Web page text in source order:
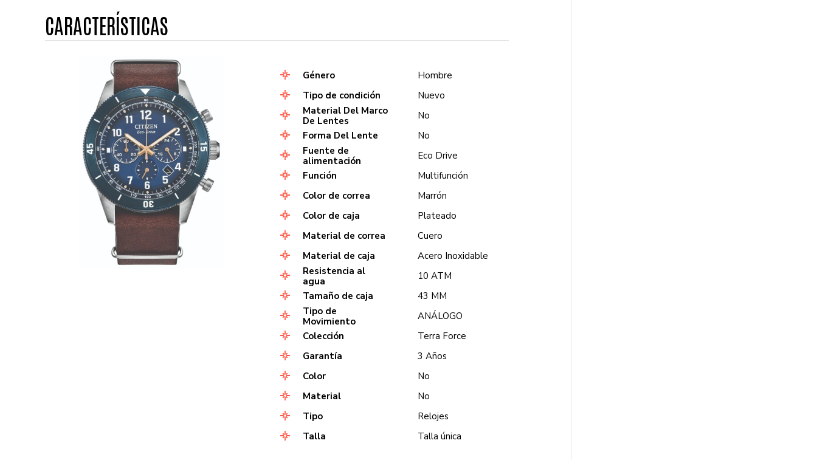
Género
Hombre
Tipo de condición
Nuevo
Material Del Marco
De Lentes
No
Forma Del Lente
No
Fuente de
alimentación
Eco Drive
Función
Multifunción
Color de correa
Marrón
Color de caja
Plateado
Material de correa
Cuero
Material de caja
Acero Inoxidable
Resistencia al
agua
10 ATM
Tamaño de caja
43 MM
Tipo de
Movimiento
ANÁLOGO
Colección
Terra Force
Garantía
3 Años
Color
No
Material
No
Tipo
Relojes
Talla
Talla única